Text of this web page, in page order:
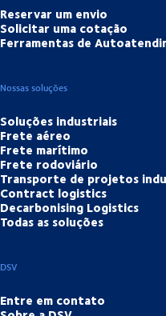
Reservar um envio
Solicitar uma cotação
Ferramentas de
Nossas soluções
Soluções industriais
Frete aéreo
Frete marítimo
Frete rodoviário
Transporte de projetos
Contract logistics
Decarbonising Logistics
Todas as soluções
DSV
Entre em contato